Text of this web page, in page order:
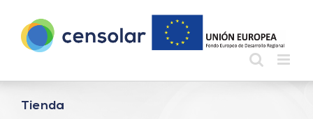
contenido
Tienda